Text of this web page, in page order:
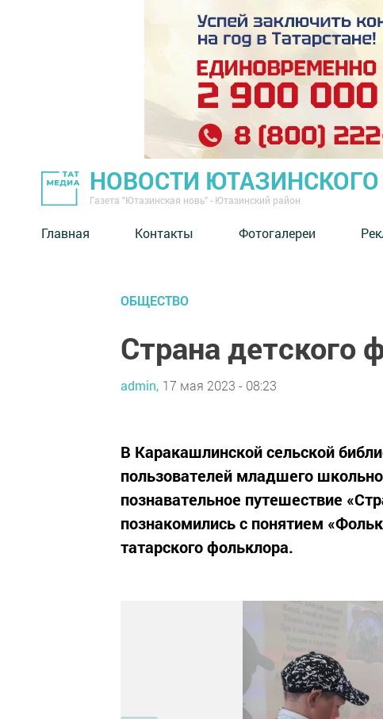
НОВОСТИ
Газета "Ютазинская новь" - Ютазинский район
Главная Контакты Фотогалереи
ОБЩЕСТВО
Страна детского
admin, 17 мая 2023 - 08:23
В Каракашлинской сельской
пользователей младшего
познавательное путешествие
познакомились с понятием
татарского фольклора.